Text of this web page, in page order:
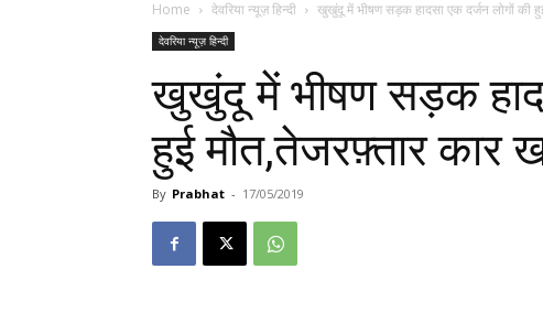
Home देवरिया न्यूज़ हिन्दी खुखुंदू में भीषण सड़क हादसा एक दर्जन लोगों की
देवरिया न्यूज़ हिन्दी
खुखुंदू में भीषण सड़क
हुई मौत,तेजरफ़्तार
By Prabhat - 17/05/2019